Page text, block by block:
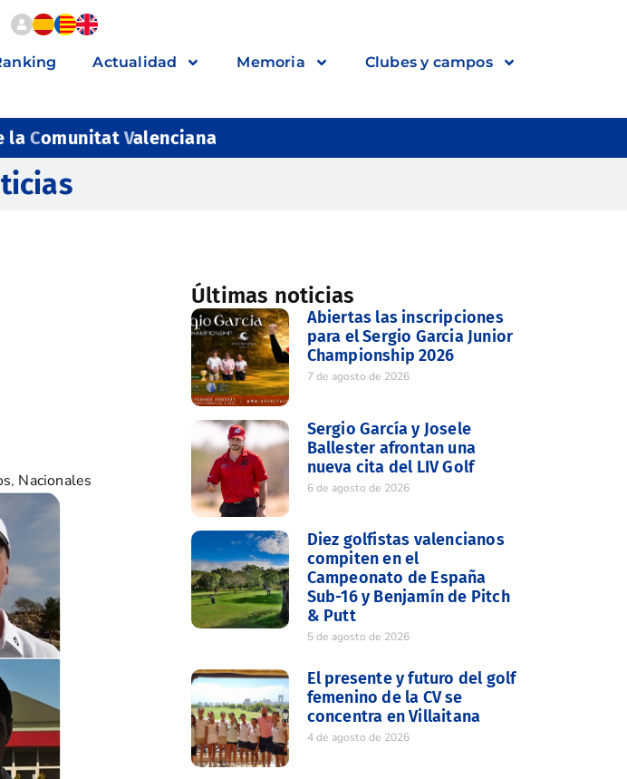
Actualidad Memoria Clubes y campos
la ComunitatValenciana
, Nacionales
Últimas noticias
Abiertas las inscripciones
para el Sergio Garcia Junior
Championship 2026
7 de agosto de 2026
Sergio García y Josele
Ballester afrontan una
nueva cita del LIV Golf
6 de agosto de 2026
Diez golfistas valencianos
compiten en el
Campeonato de España
Sub-16 y Benjamín de Pitch
& Putt
5 de agosto de 2026
El presente y futuro del golf
femenino de la CV se
concentra en Villaitana
4 de agosto de 2026